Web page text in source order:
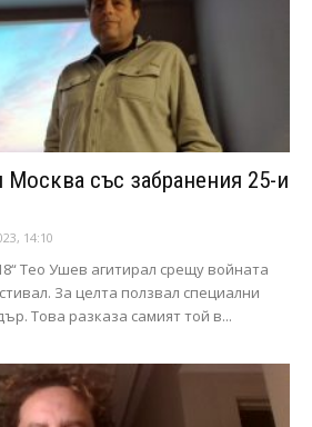
със забранения 25-и
14:10
Тео Ушев агитирал срещу войната
За целта ползвал специални
Това разказа самият той в...